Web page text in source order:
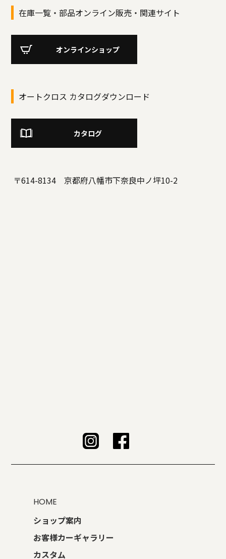
在庫一覧・部品オンライン販売・関連サイト
オンラインショップ
オートクロス カタログダウンロード
カタログ
〒614-8134 京都府八幡市下奈良中ノ坪10-2
HOME
ショップ案内
お客様カーギャラリー
カスタム